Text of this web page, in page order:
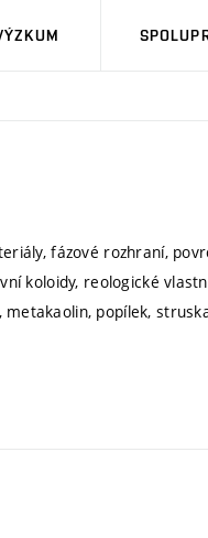
fázové rozhraní,
koloidy, reologické
popílek,